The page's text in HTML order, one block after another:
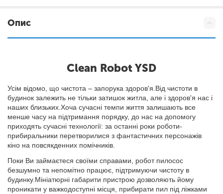
Опис
Clean Robot YSD
Усім відомо, що чистота – запорука здоров'я.Від чистоти в
будинок залежить не тільки затишок житла, але і здоров'я нас і
наших близьких.Хоча сучасні темпи життя залишають все
менше часу на підтримання порядку, до нас на допомогу
приходять сучасні технології: за останні роки роботи-
прибиральники перетворилися з фантастичних персонажів
кіно на повсякденних помічників.
Поки Ви займаєтеся своїми справами, робот пилосос
безшумно та непомітно працює, підтримуючи чистоту в
будинку.Мініатюрні габарити пристрою дозволяють йому
проникати у важкодоступні місця, прибирати пил під ліжками